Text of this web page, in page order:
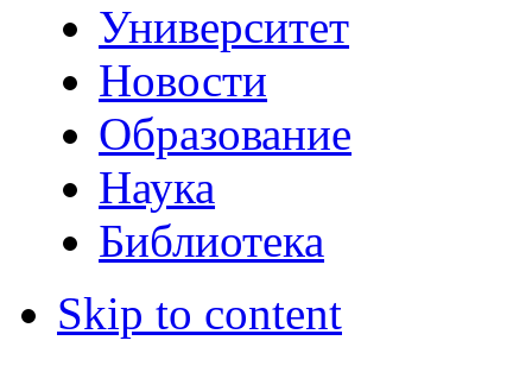
Университет
Новости
Образование
Наука
Библиотека
Skip to content